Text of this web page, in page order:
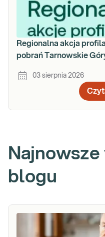
Regionalna akcja
pobrań Tarnowskie
03 sierpnia 2026
blogu